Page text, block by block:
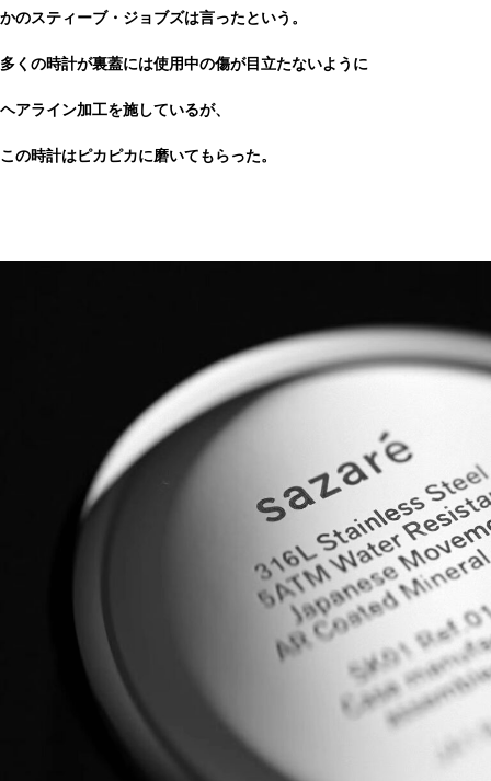
かのスティーブ・ジョブズは言ったという。
多くの時計が裏蓋には使用中の傷が目立たないように
ヘアライン加工を施しているが、
この時計はピカピカに磨いてもらった。